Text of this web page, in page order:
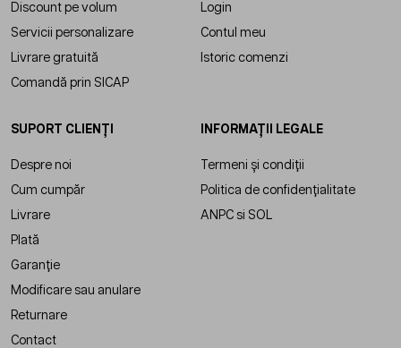
Discount pe volum
Servicii personalizare
Livrare gratuită
Comandă prin SICAP
Login
Contul meu
Istoric comenzi
SUPORT CLIENȚI
Despre noi
Cum cumpăr
Livrare
Plată
Garanție
Modificare sau anulare
Returnare
Contact
INFORMAȚII LEGALE
Termeni și condiții
Politica de confidențialitate
ANPC si SOL